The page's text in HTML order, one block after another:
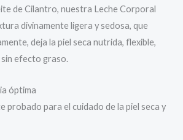
de Cilantro, nuestra Leche Corporal
divinamente ligera y sedosa, que
deja la piel seca nutrida, flexible,
efecto graso.
óptima
probado para el cuidado de la piel seca y